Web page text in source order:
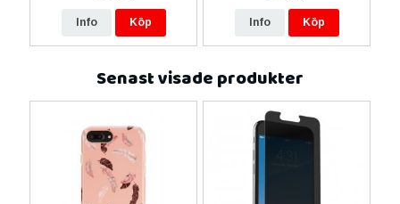
Info Köp Info Köp
Senast visade produkter